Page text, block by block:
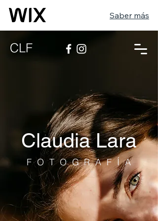
Saber más